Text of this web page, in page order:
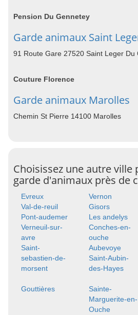
Pension Du Gennetey
Garde animaux Saint
91 Route Gare 27520 Saint Leger Du
Couture Florence
Garde animaux Marolles
Chemin St Pierre 14100 Marolles
Choisissez une autre
garde d'animaux près de
Evreux Vernon
Val-de-reuil
Gisors
Pont-audemer
Les andelys
Verneuil-sur-
avre
Conches-en-
ouche
Saint-
sebastien-de-
morsent
Aubevoye
Saint-Aubin-
des-Hayes
Gouttières
Sainte-
Marguerite-en-
Ouche